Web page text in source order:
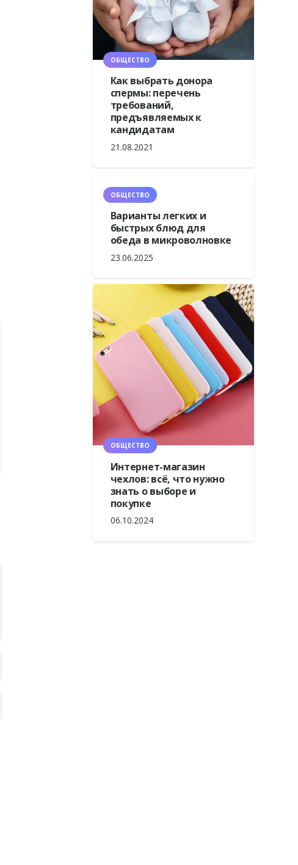
ОБЩЕСТВО
Как выбрать донора
спермы: перечень
требований,
предъявляемых к
кандидатам
21.08.2021
ОБЩЕСТВО
Варианты легких и
быстрых блюд для
обеда в микроволновке
23.06.2025
ОБЩЕСТВО
Интернет-магазин
чехлов: всё, что нужно
знать о выборе и
покупке
06.10.2024